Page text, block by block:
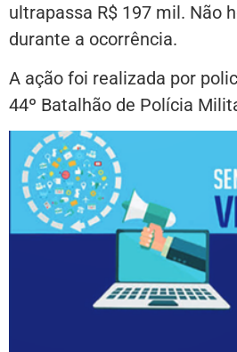
ultrapassa R$ 197 mil. Não
durante a ocorrência.
A ação foi realizada por
44º Batalhão de Polícia